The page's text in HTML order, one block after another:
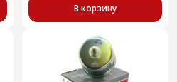
В корзину